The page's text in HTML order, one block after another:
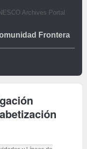
Frontera